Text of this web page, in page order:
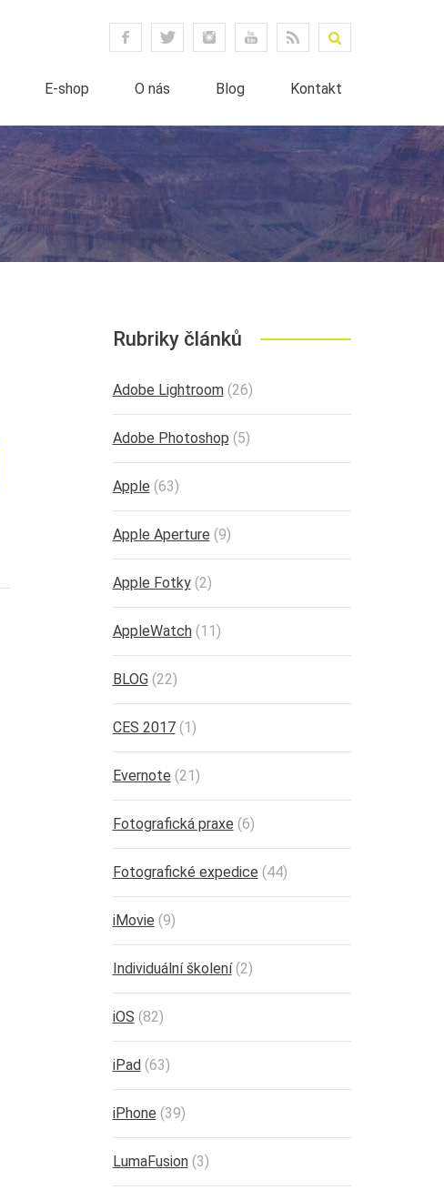
E-shop O nás Blog Kontakt
Rubriky článků
Adobe Lightroom(26)
Adobe Photoshop (5)
Apple (63)
Apple Aperture (9)
Apple Fotky(2)
AppleWatch(11)
BLOG(22)
CES 2017(1)
Evernote (21)
Fotografická praxe (6)
Fotografické expedice (44)
iMovie (9)
Individuální školení(2)
iOS (82)
iPad(63)
iPhone (39)
LumaFusion(3)